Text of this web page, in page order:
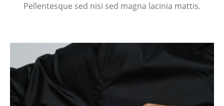
Pellentesque sed nisi sed magna lacinia mattis.